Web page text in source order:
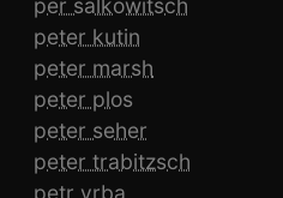
per salkowitsch
peter kutin
peter marsh
peter plos
peter seher
peter trabitzsch
petr vrba